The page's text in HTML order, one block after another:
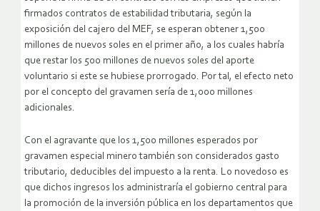
firmados contratos de estabilidad tributaria, según la
exposición del cajero del MEF, se esperan obtener 1,500
millones de nuevos soles en el primer año, a los cuales habría
que restar los 500 millones de nuevos soles del aporte
voluntario si este se hubiese prorrogado. Por tal, el efecto neto
por el concepto del gravamen sería de 1,000 millones
adicionales.
Con el agravante que los 1,500 millones esperados por
gravamen especial minero también son considerados gasto
tributario, deducibles del impuesto a la renta. Lo novedoso es
que dichos ingresos los administraría el gobierno central para
la promoción de la inversión pública en los departamentos que